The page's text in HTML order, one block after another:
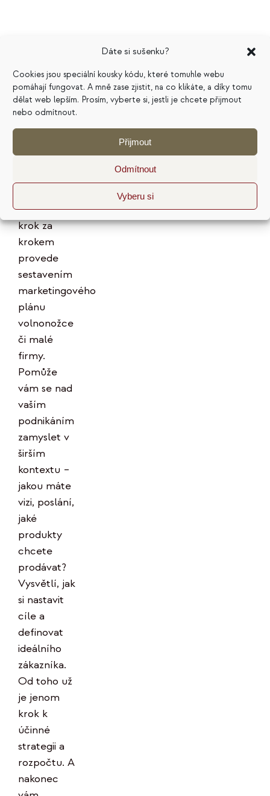
Dáte si sušenku?
Cookies jsou speciální kousky kódu, které tomuhle webu
pomáhají fungovat. A mně zase zjistit, na co klikáte, a díky tomu
dělat web lepším. Prosím, vyberte si, jestli je chcete přijmout
nebo odmítnout.
Přijmout
Odmítnout
Vyberu si
Marketingový
plán na
pivním
E-kniha vás
krok za
krokem
provede
sestavením
marketingového
plánu
volnonožce
či malé
firmy.
Pomůže
vám se nad
vaším
podnikáním
zamyslet v
širším
kontextu –
jakou máte
vizi, poslání,
jaké
produkty
chcete
prodávat?
Vysvětlí, jak
si nastavit
cíle a
definovat
ideálního
zákazníka.
Od toho už
je jenom
krok k
účinné
strategii a
rozpočtu. A
nakonec